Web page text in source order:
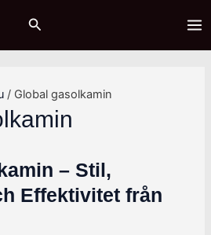
Sök
r
/ Global gasolkamin
– Stil,
Effektivitet från